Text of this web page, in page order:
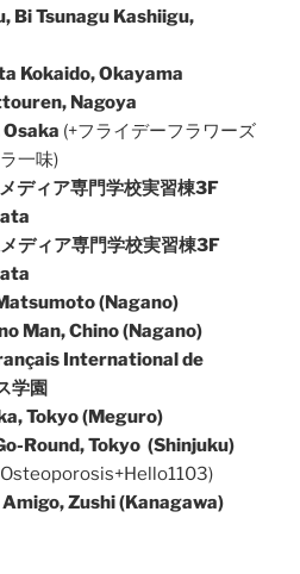
Bi Tsunagu Kashiigu,
Kokaido, Okayama
Nagoya
Osaka (+フライデーフラワーズ
一味)
ディア専門学校実習棟3F
ディア専門学校実習棟3F
(Nagano)
Man, Chino (Nagano)
International de
学園
, Tokyo (Meguro)
Round, Tokyo (Shinjuku)
Osteoporosis+Hello1103)
Zushi (Kanagawa)